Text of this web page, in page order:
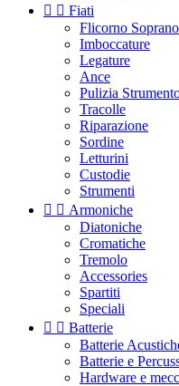
  Fiati
Flicorno Soprano
Imboccature
Legature
Ance
Pulizia
Tracolle
Riparazione
Sordine
Letturini
Custodie
Strumenti
  Armoniche
Diatoniche
Cromatiche
Tremolo
Accessories
Spartiti
Speciali
  Batterie
Batterie
Batterie e
Hardware e